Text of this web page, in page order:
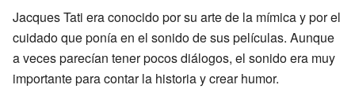
Jacques Tati era conocido por su arte de la mímica y por el
cuidado que ponía en el sonido de sus películas. Aunque
a veces parecían tener pocos diálogos, el sonido era muy
importante para contar la historia y crear humor.